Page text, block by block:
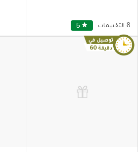
5 star 8 التقييمات